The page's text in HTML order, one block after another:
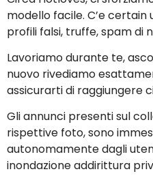
modello facile. C’e
profili falsi, truffe, spam di
Lavoriamo durante te,
nuovo rivediamo
assicurarti di raggiungere
Gli annunci presenti sul
rispettive foto, sono
autonomamente dagli
inondazione addirittura